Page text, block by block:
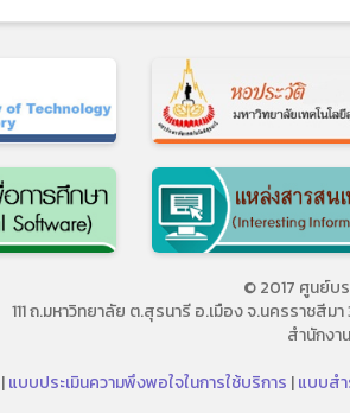
© 2017 ศูนย์บ
111 ถ.มหาวิทยาลัย ต.สุรนารี อ.เมือง จ.นครรา
สำนักง
แบบประเมินความพึงพอใจในการใช้บริการ |แบบส